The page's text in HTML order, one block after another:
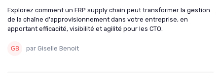
Explorez comment un ERP supply chain peut transformer la gestion
de la chaîne d'approvisionnement dans votre entreprise, en
apportant efficacité, visibilité et agilité pour les CTO.
par Giselle Benoit